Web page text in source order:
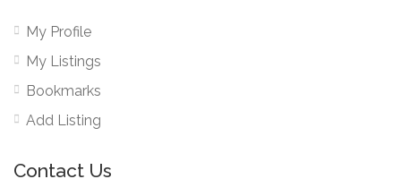
My Profile
My Listings
Bookmarks
Add Listing
Contact Us